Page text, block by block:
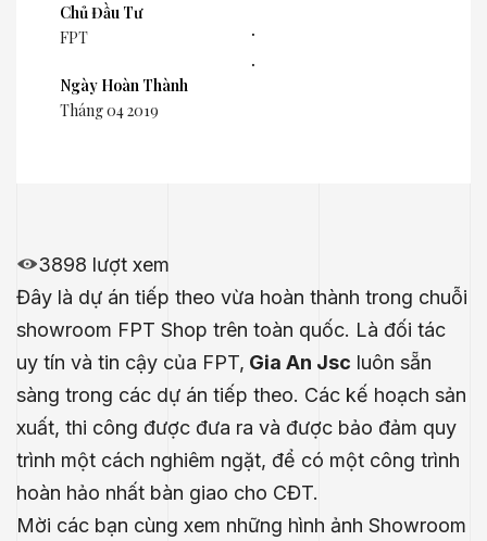
Chủ Đầu Tư
FPT
Ngày Hoàn Thành
Tháng 04 2019
.
.
3898 lượt xem
Đây là dự án tiếp theo vừa hoàn thành trong chuỗi
showroom FPT Shop trên toàn quốc. Là đối tác
uy tín và tin cậy của FPT, Gia An Jsc luôn sẵn
sàng trong các dự án tiếp theo. Các kế hoạch sản
xuất, thi công được đưa ra và được bảo đảm quy
trình một cách nghiêm ngặt, để có một công trình
hoàn hảo nhất bàn giao cho CĐT.
Mời các bạn cùng xem những hình ảnh Showroom